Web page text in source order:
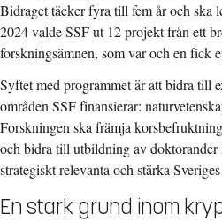
Bidraget täcker fyra till fem år och ska
2024 valde SSF ut 12 projekt från ett
forskningsämnen, som var och en fick
Syftet med programmet är att bidra till
områden SSF finansierar:
Forskningen ska främja
och bidra till utbildning av doktorander
strategiskt relevanta och stärka
En stark grund inom